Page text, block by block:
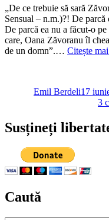
„De ce trebuie să sară
Sensual – n.m.)?! De
De parcă ea nu a făcut-o
care, Oana Zăvoranu îl
de un domn”.… Citește
Emil Berdeli17
3
Susțineți
Caută